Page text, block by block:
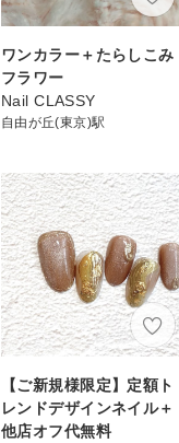
ワンカラー＋たらしこみ
フラワー
Nail CLASSY
自由が丘(東京)駅
【ご新規様限定】定額ト
レンドデザインネイル＋
他店オフ代無料